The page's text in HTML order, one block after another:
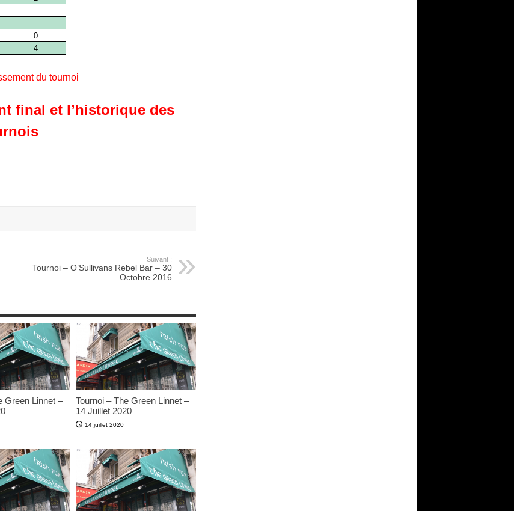
du tournoi
final et l’historique des
Suivant :
Tournoi – O’Sullivans Rebel Bar – 30
Octobre 2016
Green Linnet –
Tournoi – The Green Linnet –
14 Juillet 2020
14 juillet 2020